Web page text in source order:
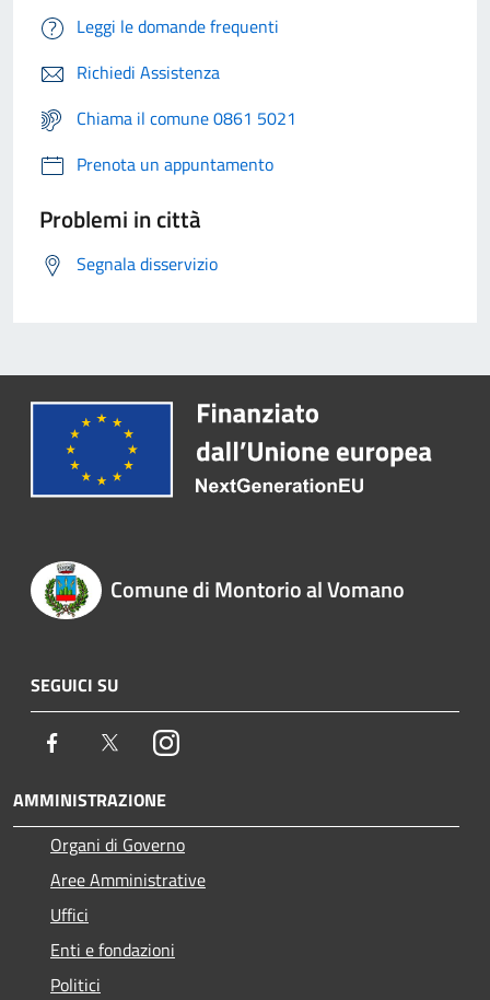
Leggi le domande frequenti
Richiedi Assistenza
Chiama il comune 0861 5021
Prenota un appuntamento
Problemi in città
Segnala disservizio
Comune di Montorio al Vomano
SEGUICI SU
Facebook TwitterInstagram
AMMINISTRAZIONE
Organi di Governo
Aree Amministrative
Uffici
Enti e fondazioni
Politici